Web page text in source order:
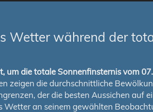
Wetter während der
um die totale Sonnenfinsternis vom
zeigen die durchschnittliche
der die besten Aussichen auf
Wetter an seinem gewählten